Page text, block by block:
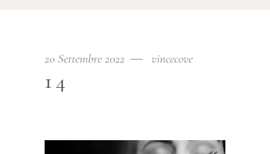
20 Settembre 2022 vincecove
14